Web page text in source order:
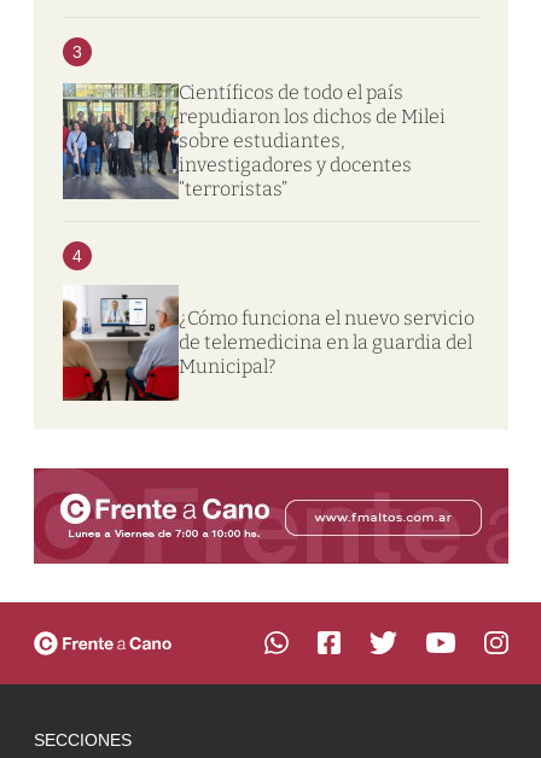
3
Científicos de todo el país
repudiaron los dichos de Milei
sobre estudiantes,
investigadores y docentes
“terroristas”
4
¿Cómo funciona el nuevo servicio
de telemedicina en la guardia del
Municipal?
SECCIONES